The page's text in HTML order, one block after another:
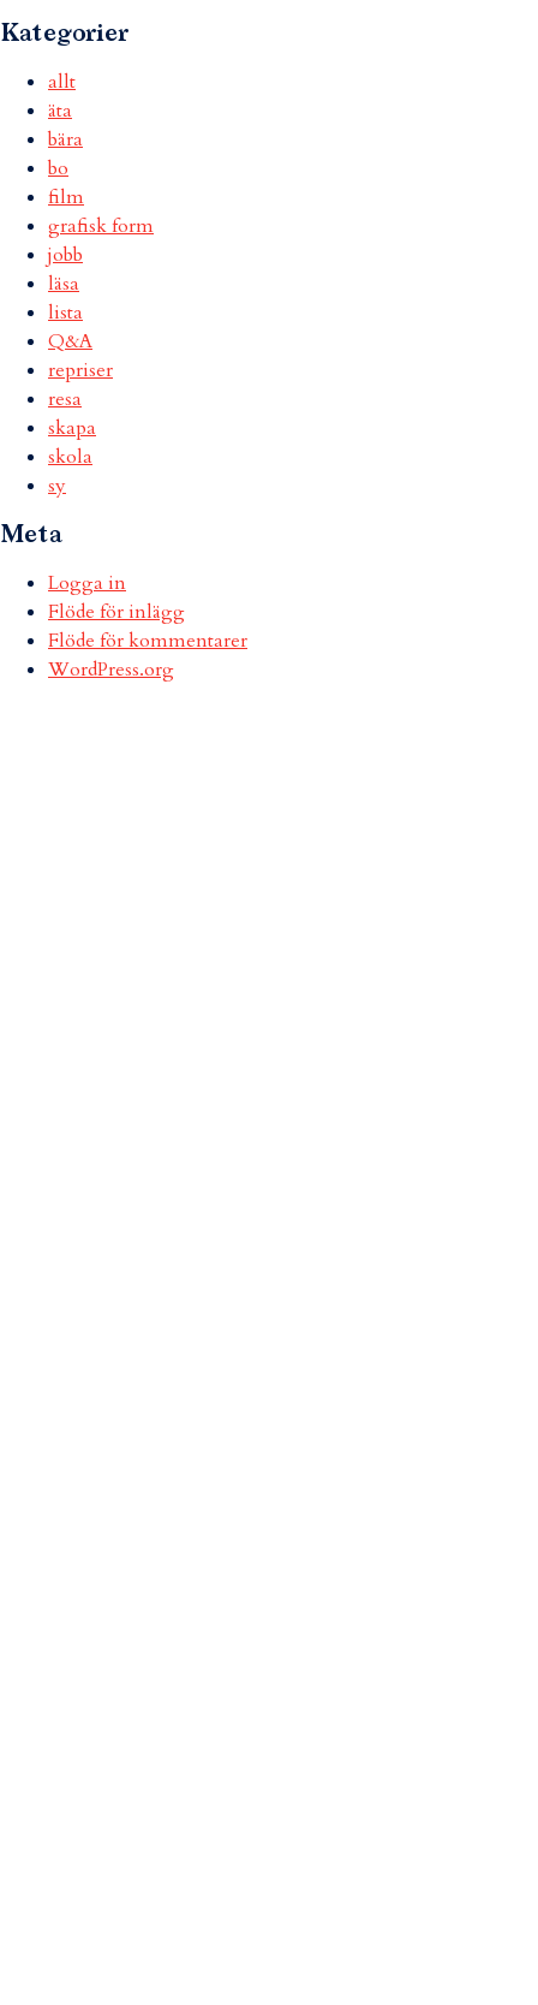
Kategorier
allt
äta
bära
bo
film
grafisk form
jobb
läsa
lista
Q&A
repriser
resa
skapa
skola
sy
Meta
Logga in
Flöde för inlägg
Flöde för kommentarer
WordPress.org